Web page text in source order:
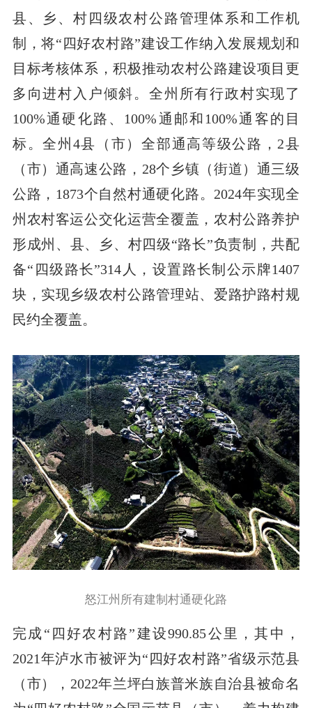
县、乡、村四级农村公路管理体系和工作机
制，将“四好农村路”建设工作纳入发展规划和
目标考核体系，积极推动农村公路建设项目更
多向进村入户倾斜。全州所有行政村实现了
100%通硬化路、100%通邮和100%通客的目
标。全州4县（市）全部通高等级公路，2县
（市）通高速公路，28个乡镇（街道）通三级
公路，1873个自然村通硬化路。2024年实现全
州农村客运公交化运营全覆盖，农村公路养护
形成州、县、乡、村四级“路长”负责制，共配
备“四级路长”314人，设置路长制公示牌1407
块，实现乡级农村公路管理站、爱路护路村规
民约全覆盖。
怒江州所有建制村通硬化路
完成“四好农村路”建设990.85公里，其中，
2021年泸水市被评为“四好农村路”省级示范县
（市），2022年兰坪白族普米族自治县被命名